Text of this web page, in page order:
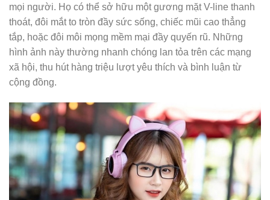
mọi người. Họ có thể sở hữu một gương mặt V-line thanh
thoát, đôi mắt to tròn đầy sức sống, chiếc mũi cao thẳng
tắp, hoặc đôi môi mọng mềm mại đầy quyến rũ. Những
hình ảnh này thường nhanh chóng lan tỏa trên các mạng
xã hội, thu hút hàng triệu lượt yêu thích và bình luận từ
cộng đồng.